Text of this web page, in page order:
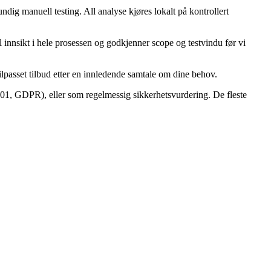
manuell testing. All analyse kjøres lokalt på kontrollert
i hele prosessen og godkjenner scope og testvindu før vi
tilbud etter en innledende samtale om dine behov.
GDPR), eller som regelmessig sikkerhetsvurdering. De fleste